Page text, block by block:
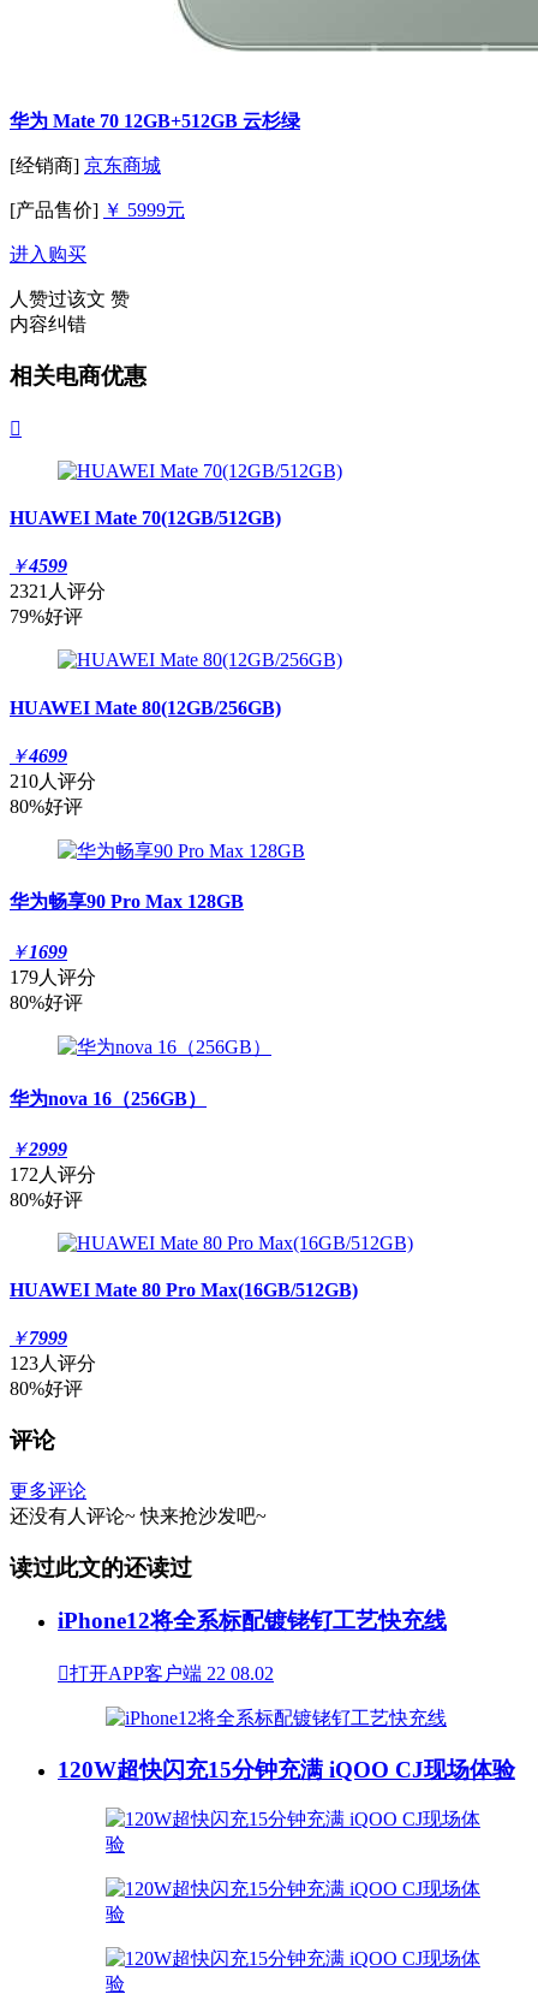
华为 Mate 70 12GB+512GB 云杉绿
[经销商] 京东商城
[产品售价] ￥ 5999元
进入购买
人赞过该文 赞
内容纠错
相关电商优惠

HUAWEI Mate 70(12GB/512GB)
￥4599
2321人评分
79%好评
HUAWEI Mate 80(12GB/256GB)
￥4699
210人评分
80%好评
华为畅享90 Pro Max 128GB
￥1699
179人评分
80%好评
华为nova 16（256GB）
￥2999
172人评分
80%好评
HUAWEI Mate 80 Pro Max(16GB/512GB)
￥7999
123人评分
80%好评
评论
更多评论
还没有人评论~ 快来抢沙发吧~
读过此文的还读过
iPhone12将全系标配镀铑钌工艺快充线
打开APP客户端 22 08.02
120W超快闪充15分钟充满 iQOO CJ现场体验